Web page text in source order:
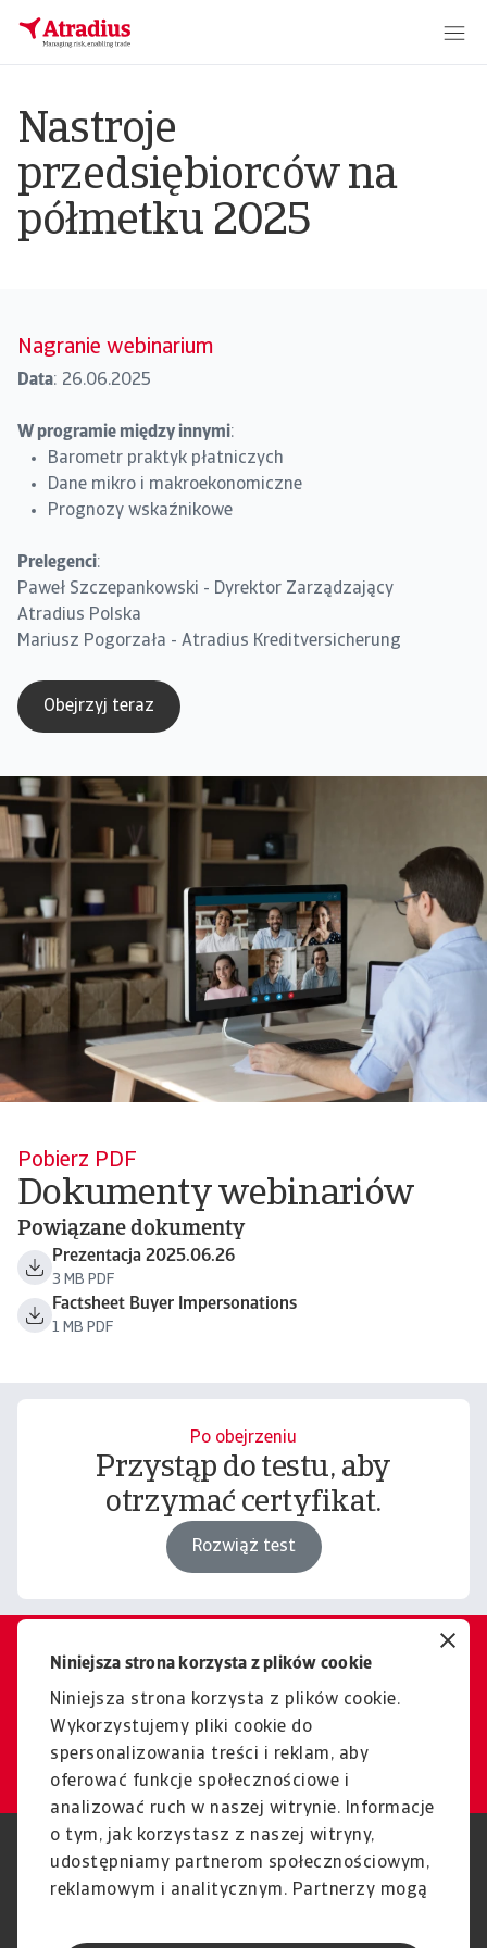
Niniejsza strona korzysta z plików cookie
Niniejsza strona korzysta z plików cookie.
Wykorzystujemy pliki cookie do
spersonalizowania treści i reklam, aby
oferować funkcje społecznościowe i
analizować ruch w naszej witrynie. Informacje
o tym, jak korzystasz z naszej witryny,
udostępniamy partnerom społecznościowym,
reklamowym i analitycznym. Partnerzy mogą
Nastroje
przedsiębiorców na
półmetku 2025
Nagranie webinarium
Data: 26.06.2025
W programie między innymi:
Barometr praktyk płatniczych
Dane mikro i makroekonomiczne
Prognozy wskaźnikowe
Prelegenci:
Paweł Szczepankowski - Dyrektor Zarządzający
Atradius Polska
Mariusz Pogorzała - Atradius Kreditversicherung
Obejrzyj teraz
Pobierz PDF
Dokumenty webinariów
Powiązane dokumenty
Prezentacja 2025.06.26
3 MB PDF
Factsheet Buyer Impersonations
1 MB PDF
Po obejrzeniu
Przystąp do testu, aby
otrzymać certyfikat.
Rozwiąż test
Chcesz dowiedzieć się więcej?
Jesteśmy tutaj, aby pomóc.
Kontakt
RODO
Polityka Prywatności
Informacje o plikach cookie
Polityka Speak Up